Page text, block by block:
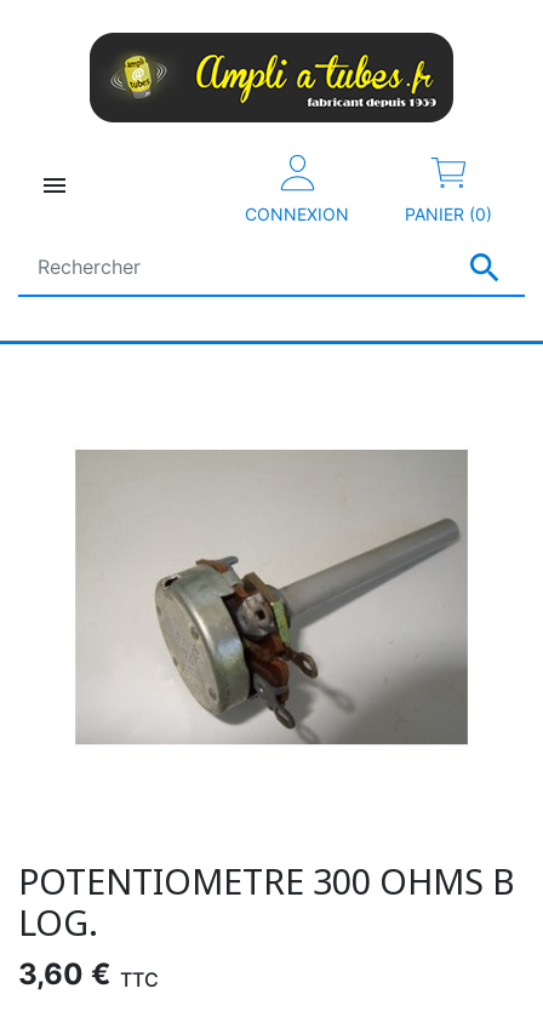


CONNEXION PANIER (0)
POTENTIOMETRE 300 OHMS B
LOG.
3,60 € TTC